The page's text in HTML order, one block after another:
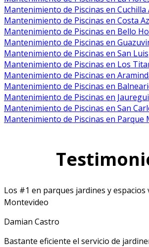
Mantenimiento de Piscinas en Cuchilla
Mantenimiento de Piscinas en Costa
Mantenimiento de Piscinas en Bello
Mantenimiento de Piscinas en
Mantenimiento de Piscinas en San Luis
Mantenimiento de Piscinas en Los
Mantenimiento de Piscinas en
Mantenimiento de Piscinas en
Mantenimiento de Piscinas en
Mantenimiento de Piscinas en San
Mantenimiento de Piscinas en Parque
Los #1 en parques jardines y espacios
Montevideo
Damian Castro
Bastante eficiente el servicio de